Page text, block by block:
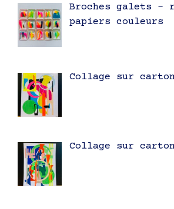
Broches galets –
papiers couleurs
Collage sur carton
Collage sur carton